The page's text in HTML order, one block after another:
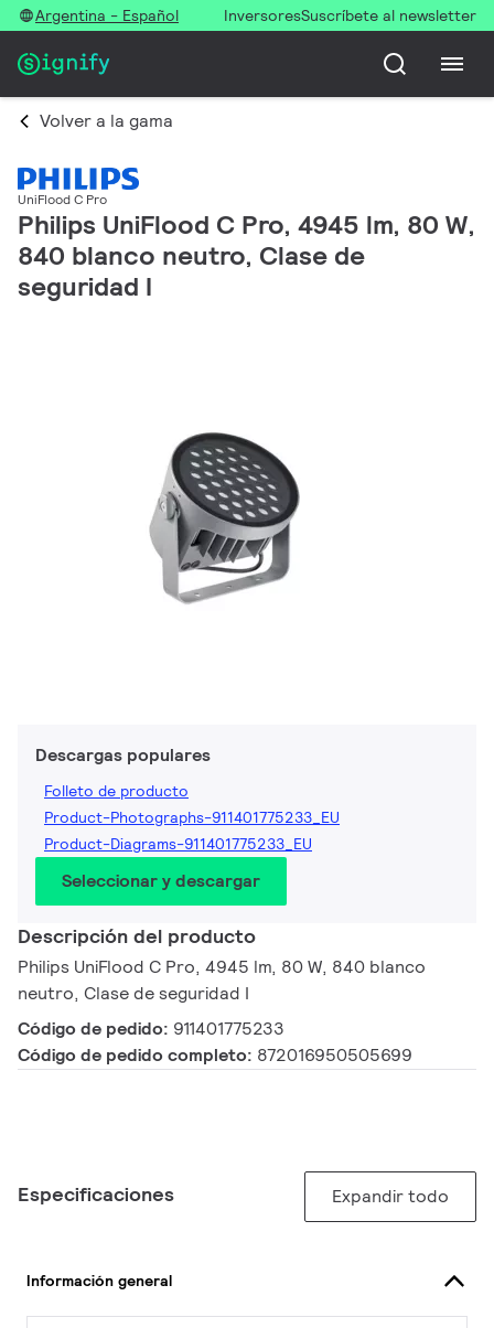
Argentina - Español InversoresSuscríbete al newsletter
Volver a la gama
UniFlood C Pro
Philips UniFlood C Pro, 4945 lm, 80 W,
840 blanco neutro, Clase de
seguridad I
Descargas populares
Folleto de producto
Product-Photographs-911401775233_EU
Product-Diagrams-911401775233_EU
Seleccionar y descargar
Descripción del producto
Philips UniFlood C Pro, 4945 lm, 80 W, 840 blanco
neutro, Clase de seguridad I
Código de pedido: 911401775233
Código de pedido completo: 872016950505699
Especificaciones Expandir todo
Información general